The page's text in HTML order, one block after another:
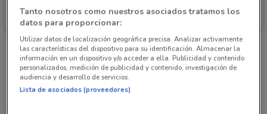
Caduca el 31/08 2.3 km
Cadenas de Ópticas
ÓPTICAS AMÉRICA
Tanto nosotros como nuestros asociados tratamos los
datos para proporcionar:
Utilizar datos de localización geográfica precisa. Analizar activamente
las características del dispositivo para su identificación. Almacenar la
información en un dispositivo y/o acceder a ella. Publicidad y contenido
personalizados, medición de publicidad y contenido, investigación de
audiencia y desarrollo de servicios.
Lista de asociados (proveedores)